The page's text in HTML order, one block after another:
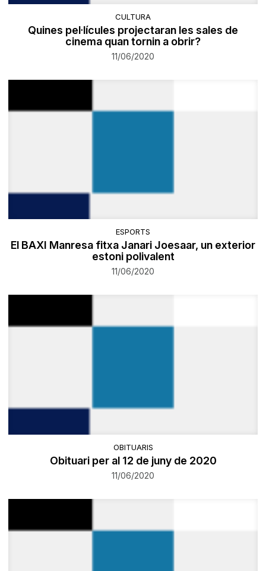
CULTURA
Quines pel·lícules projectaran les sales de
cinema quan tornin a obrir?
11/06/2020
ESPORTS
El BAXI Manresa fitxa Janari Joesaar, un exterior
estoni polivalent
11/06/2020
OBITUARIS
Obituari per al 12 de juny de 2020
11/06/2020